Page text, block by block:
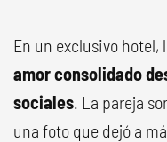
En un exclusivo hotel,
amor consolidado
sociales. La pareja
una foto que dejó a